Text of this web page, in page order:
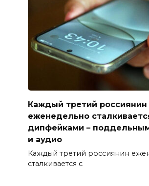
Каждый третий россиянин
еженедельно
дипфейками –
и аудио
Каждый третий россиянин
сталкивается с